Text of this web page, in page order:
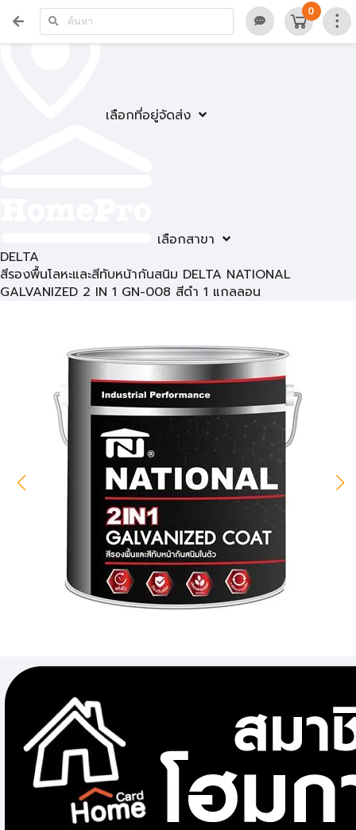
เลือกที่อยู่จัดส่ง
เลือกสาขา
0
DELTA
สีรองพื้นโลหะและสีทับหน้ากันสนิม DELTA NATIONAL
GALVANIZED 2 IN 1 GN-008 สีดำ 1 แกลลอน